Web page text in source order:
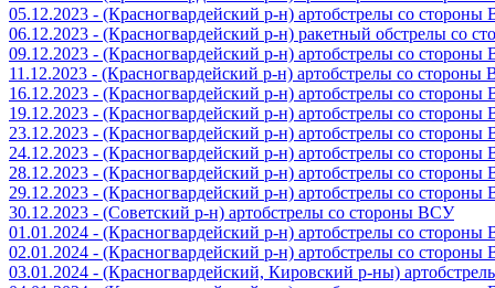
05.12.2023 - (Красногвардейский р-н) артобстрелы со
06.12.2023 - (Красногвардейский р-н) ракетный обстрелы со
09.12.2023 - (Красногвардейский р-н) артобстрелы со
11.12.2023 - (Красногвардейский р-н) артобстрелы со стороны
16.12.2023 - (Красногвардейский р-н) артобстрелы со
19.12.2023 - (Красногвардейский р-н) артобстрелы со
23.12.2023 - (Красногвардейский р-н) артобстрелы со
24.12.2023 - (Красногвардейский р-н) артобстрелы со
28.12.2023 - (Красногвардейский р-н) артобстрелы со
29.12.2023 - (Красногвардейский р-н) артобстрелы со
30.12.2023 - (Советский р-н) артобстрелы со стороны ВСУ
01.01.2024 - (Красногвардейский р-н) артобстрелы со
02.01.2024 - (Красногвардейский р-н) артобстрелы со
03.01.2024 - (Красногвардейский, Кировский р-ны)